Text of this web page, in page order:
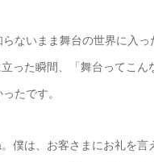
ないまま舞台の世界に入
た瞬間、「舞台ってこん
たです。
僕は、お客さまにお礼を